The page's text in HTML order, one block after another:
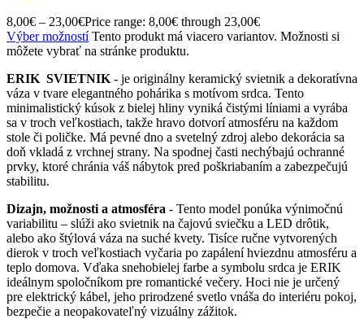
8,00€ – 23,00€Price range: 8,00€ through 23,00€
Výber možnostíTento produkt má viacero variantov. Možnosti si
môžete vybrať na stránke produktu.
ERIK SVIETNIK - je originálny keramický svietnik a dekoratívna
váza v tvare elegantného pohárika s motívom srdca. Tento
minimalistický kúsok z bielej hliny vyniká čistými líniami a vyrába
sa v troch veľkostiach, takže hravo dotvorí atmosféru na každom
stole či poličke. Má pevné dno a svetelný zdroj alebo dekorácia sa
doň vkladá z vrchnej strany. Na spodnej časti nechýbajú ochranné
prvky, ktoré chránia váš nábytok pred poškriabaním a zabezpečujú
stabilitu.
Dizajn, možnosti a atmosféra - Tento model ponúka výnimočnú
variabilitu – slúži ako svietnik na čajovú sviečku a LED drôtik,
alebo ako štýlová váza na suché kvety. Tisíce ručne vytvorených
dierok v troch veľkostiach vyčaria po zapálení hviezdnu atmosféru a
teplo domova. Vďaka snehobielej farbe a symbolu srdca je ERIK
ideálnym spoločníkom pre romantické večery. Hoci nie je určený
pre elektrický kábel, jeho prirodzené svetlo vnáša do interiéru pokoj,
bezpečie a neopakovateľný vizuálny zážitok.